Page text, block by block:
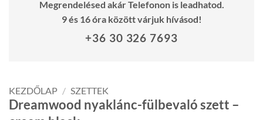
Megrendelésed akár Telefonon is leadhatod.
9 és 16 óra között várjuk hívásod!
+36 30 326 7693
KEZDŐLAP / SZETTEK
Dreamwood nyaklánc-fülbevaló szett –